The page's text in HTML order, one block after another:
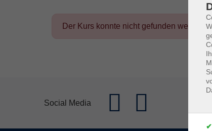
Der Kurs konnte nicht gefunden werden.
Social Media